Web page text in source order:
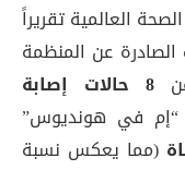
العالمية تقريراً
عن المنظمة
8 حالات إصابة
“إم في هونديوس”
(مما يعكس نسبة